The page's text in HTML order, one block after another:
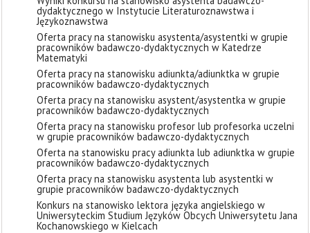
dydaktycznego w Instytucie Literaturoznawstwa i
Językoznawstwa
Oferta pracy na stanowisku asystenta/asystentki w grupie
pracowników badawczo-dydaktycznych w Katedrze
Matematyki
Oferta pracy na stanowisku adiunkta/adiunktka w grupie
pracowników badawczo-dydaktycznych
Oferta pracy na stanowisku asystent/asystentka w grupie
pracowników badawczo-dydaktycznych
Oferta pracy na stanowisku profesor lub profesorka uczelni
w grupie pracowników badawczo-dydaktycznych
Oferta na stanowisku pracy adiunkta lub adiunktka w grupie
pracowników badawczo-dydaktycznych
Oferta pracy na stanowisku asystenta lub asystentki w
grupie pracowników badawczo-dydaktycznych
Konkurs na stanowisko lektora języka angielskiego w
Uniwersyteckim Studium Języków Obcych Uniwersytetu Jana
Kochanowskiego w Kielcach